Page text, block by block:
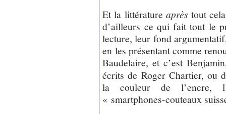
Et la littérature après tout
d’ailleurs ce qui fait tout le
lecture, leur fond
en les présentant comme
Baudelaire, et c’est
écrits de Roger Chartier, ou
la couleur de l’encre,
« smartphones-couteaux